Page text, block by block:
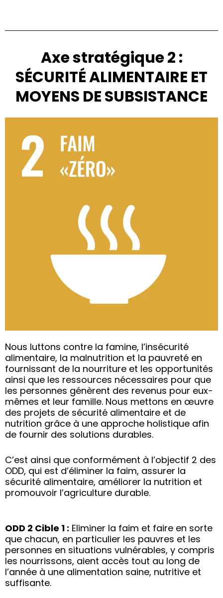
Axe stratégique 2 :
SÉCURITÉ ALIMENTAIRE ET
MOYENS DE SUBSISTANCE
Nous luttons contre la famine, l’insécurité
alimentaire, la malnutrition et la pauvreté en
fournissant de la nourriture et les opportunités
ainsi que les ressources nécessaires pour que
les personnes génèrent des revenus pour eux-
mêmes et leur famille. Nous mettons en œuvre
des projets de sécurité alimentaire et de
nutrition grâce à une approche holistique afin
de fournir des solutions durables.
C’est ainsi que conformément à l’objectif 2 des
ODD, qui est d’éliminer la faim, assurer la
sécurité alimentaire, améliorer la nutrition et
promouvoir l’agriculture durable.
ODD 2 Cible 1 : Eliminer la faim et faire en sorte
que chacun, en particulier les pauvres et les
personnes en situations vulnérables, y compris
les nourrissons, aient accès tout au long de
l’année à une alimentation saine, nutritive et
suffisante.